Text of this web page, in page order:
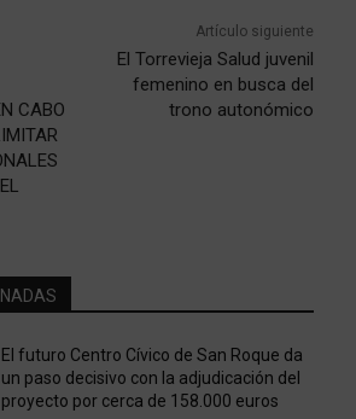
CABO
Artículo siguiente
El Torrevieja Salud juvenil
femenino en busca del
trono autonómico
El futuro Centro Cívico de San Roque da
un paso decisivo con la adjudicación del
proyecto por cerca de 158.000 euros